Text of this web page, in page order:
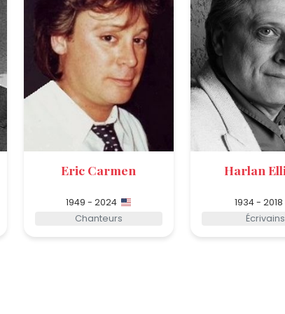
Eric Carmen
1949 - 2024
Chanteurs
Harlan
1934 - 2018
Écrivains